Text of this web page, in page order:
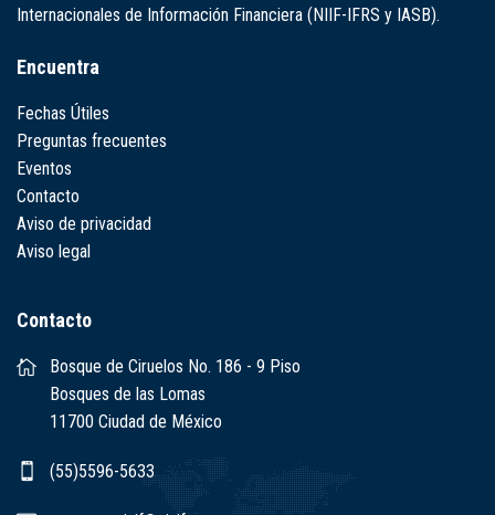
Internacionales de Información Financiera (NIIF-IFRS y IASB).
Encuentra
Fechas Útiles
Preguntas frecuentes
Eventos
Contacto
Aviso de privacidad
Aviso legal
Contacto
Bosque de Ciruelos No. 186 - 9 Piso
Bosques de las Lomas
11700 Ciudad de México
(55)5596-5633